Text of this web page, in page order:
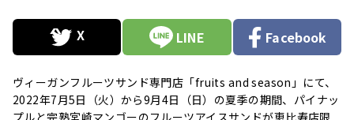
LINE Facebook
ヴィーガンフルーツサンド専門店「fruits and season」にて、
2022年7月5日（火）から9月4日（日）の夏季の期間、パイナッ
プルと完熟宮崎マンゴーのフルーツアイスサンドが恵比寿店限